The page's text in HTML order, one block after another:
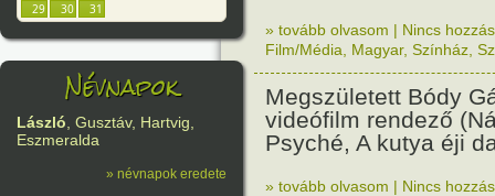
29
30 31
Névnapok
László, Gusztáv, Hartvig,
Eszmeralda
» névnapok eredete
» tovább olvasom | Nincs
Film/Média
Magyar, Színház
Megszületett Bódy
videófilm rendező
Psyché, A kutya éji
» tovább olvasom | Nincs